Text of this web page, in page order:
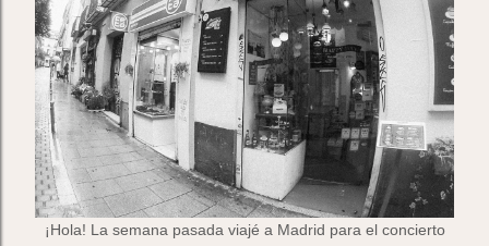
¡Hola! La semana pasada viajé a Madrid para el concierto